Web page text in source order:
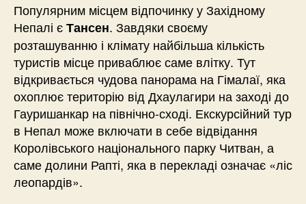
Популярним місцем відпочинку у Західному
Непалі єТансен. Завдяки своєму
розташуванню і клімату найбільша кількість
туристів місце приваблює саме влітку. Тут
відкривається чудова панорама на Гімалаї, яка
охоплює територію від Дхаулагири на заході до
Гауришанкар на північно-сході. Екскурсійний тур
в Непал може включати в себе відвідання
Королівського національного парку Читван, а
саме долини Рапті, яка в перекладі означає «ліс
леопардів».